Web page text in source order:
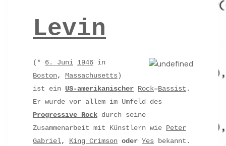
Levin
(* 6. Juni 1946 in
Boston, Massachusetts)
ist ein US-amerikanischer Rock–Bassist .
Er wurde vor allem im Umfeld des
Progressive Rock durch seine
Zusammenarbeit mit Künstlern wie Peter
Gabriel, King Crimson oder Yes bekannt.